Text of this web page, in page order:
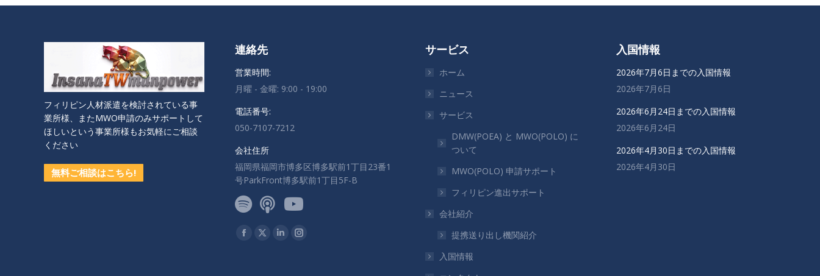
フィリピン人材派遣を検討されている事
業所様、またMWO申請のみサポートして
ほしいという事業所様もお気軽にご相談
ください
無料ご相談はこちら!
連絡先
営業時間:
月曜 - 金曜: 9:00 - 19:00
電話番号:
050-7107-7212
会社住所
福岡県福岡市博多区博多駅前1丁目23番1
号ParkFront博多駅前1丁目5F-B
私達を見つけてください：
Facebook
X
LinkedinInstagram
サービス
ホーム
ニュース
サービス
DMW(POEA) と MWO(POLO) に
ついて
MWO(POLO) 申請サポート
フィリピン進出サポート
会社紹介
提携送り出し機関紹介
入国情報
入国情報
2026年7月6日までの入国情報
2026年7月6日
2026年6月24日までの入国情報
2026年6月24日
2026年4月30日までの入国情報
2026年4月30日